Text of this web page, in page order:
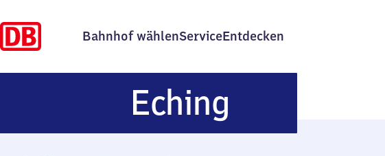
Bahnhof wählenServiceEntdecken
Eching